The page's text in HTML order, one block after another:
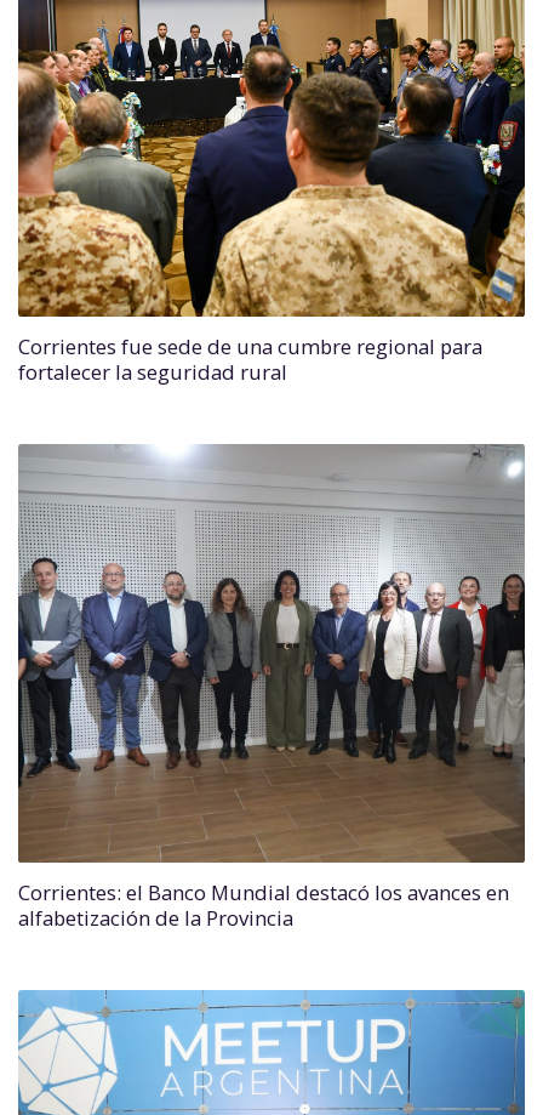
Corrientes fue sede de una cumbre regional para
fortalecer la seguridad rural
Corrientes: el Banco Mundial destacó los avances en
alfabetización de la Provincia